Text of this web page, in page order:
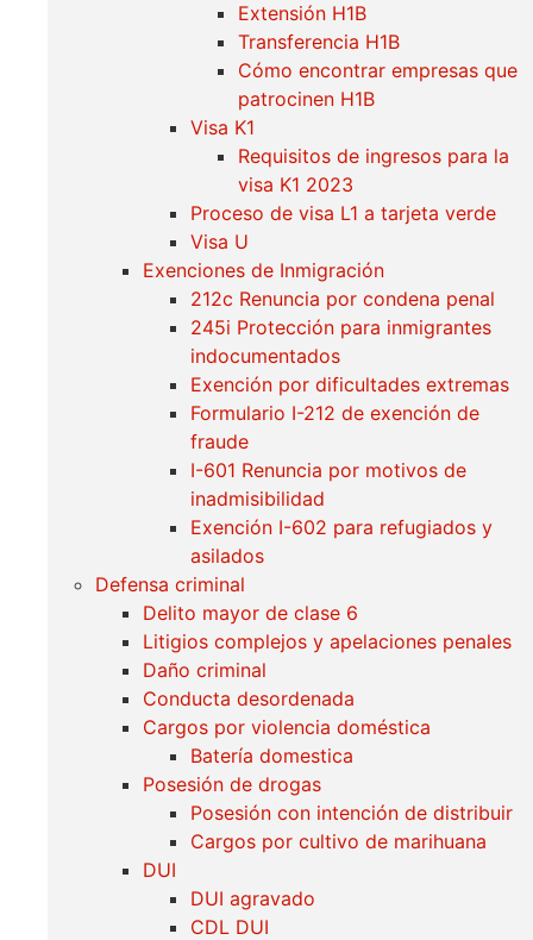
Extensión H1B
Transferencia H1B
Cómo encontrar empresas que
patrocinen H1B
Visa K1
Requisitos de ingresos para la
visa K1 2023
Proceso de visa L1 a tarjeta verde
Visa U
Exenciones de Inmigración
212c Renuncia por condena penal
245i Protección para inmigrantes
indocumentados
Exención por dificultades extremas
Formulario I-212 de exención de
fraude
I-601 Renuncia por motivos de
inadmisibilidad
Exención I-602 para refugiados y
asilados
Defensa criminal
Delito mayor de clase 6
Litigios complejos y apelaciones penales
Daño criminal
Conducta desordenada
Cargos por violencia doméstica
Batería domestica
Posesión de drogas
Posesión con intención de distribuir
Cargos por cultivo de marihuana
DUI
DUI agravado
CDL DUI